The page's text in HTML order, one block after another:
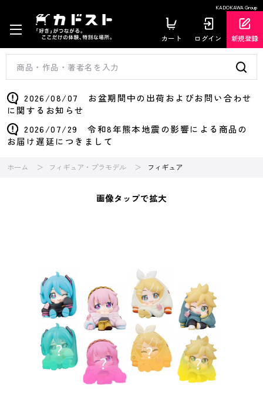
KADOKAWA Group
カート ログイン 新規登録
2026/08/07 お盆期間中の出荷およびお問い合わせ
に関するお知らせ
2026/07/29 令和8年熊本地震の影響による商品の
お届け遅延につきまして
ホーム フィギュア・プラモデル フィギュア
画像タップで拡大